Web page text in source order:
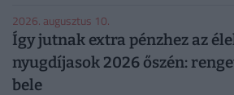
2026. augusztus 10.
Így jutnak extra pénzhez az
nyugdíjasok 2026 őszén:
bele